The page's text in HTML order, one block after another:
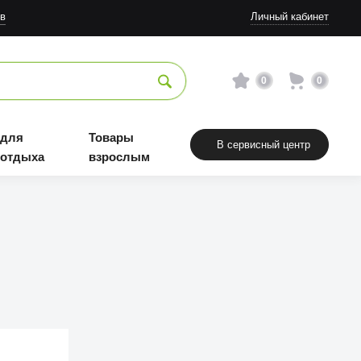
Личный кабинет
0 0
Товары
взрослым
В сервисный центр